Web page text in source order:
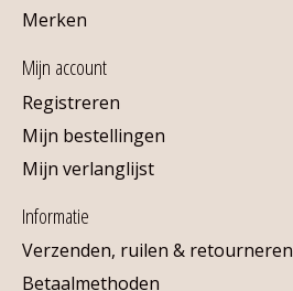
Merken
Mijn account
Registreren
Mijn bestellingen
Mijn verlanglijst
Informatie
Verzenden, ruilen & retourneren
Betaalmethoden